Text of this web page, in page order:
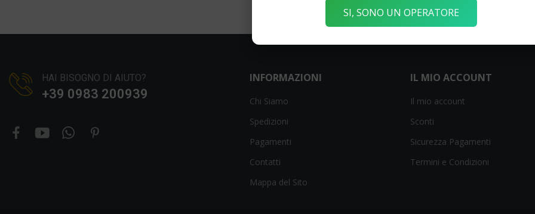
HAI BISOGNO DI AIUTO?
+39 0983 200939
INFORMAZIONI
Chi Siamo
Spedizioni
Pagamenti
Contatti
Mappa del Sito
IL MIO ACCOUNT
Il mio account
Sconti
Sicurezza Pagamenti
Termini e Condizioni
SI, SONO UN OPERATORE